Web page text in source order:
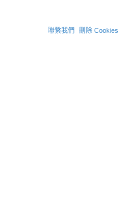
刪除 Cookies
聯繫我們